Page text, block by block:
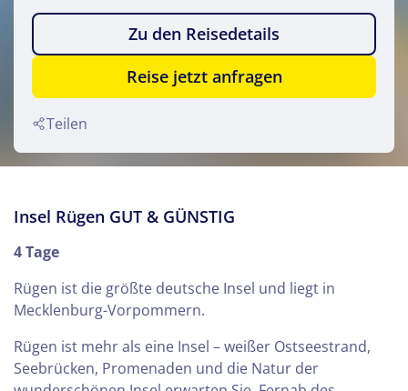
Zu den Reisedetails
Reise jetzt anfragen
Teilen
Insel Rügen GUT & GÜNSTIG
4 Tage
Rügen ist die größte deutsche Insel und liegt in
Mecklenburg-Vorpommern.
Rügen ist mehr als eine Insel – weißer Ostseestrand,
Seebrücken, Promenaden und die Natur der